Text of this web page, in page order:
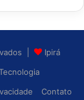
|
Ipirá
Contato